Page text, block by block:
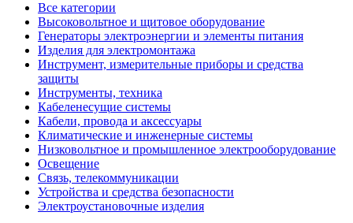
Все категории
Высоковольтное и щитовое оборудование
Генераторы электроэнергии и элементы питания
Изделия для электромонтажа
Инструмент, измерительные приборы и средства
защиты
Инструменты, техника
Кабеленесущие системы
Кабели, провода и аксессуары
Климатические и инженерные системы
Низковольтное и промышленное электрооборудование
Освещение
Связь, телекоммуникации
Устройства и средства безопасности
Электроустановочные изделия